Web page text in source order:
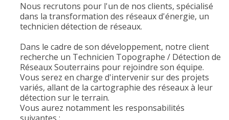
Nous recrutons pour l'un de nos clients, spécialisé
dans la transformation des réseaux d'énergie, un
technicien détection de réseaux.
Dans le cadre de son développement, notre client
recherche un Technicien Topographe / Détection de
Réseaux Souterrains pour rejoindre son équipe.
Vous serez en charge d'intervenir sur des projets
variés, allant de la cartographie des réseaux à leur
détection sur le terrain.
Vous aurez notamment les responsabilités